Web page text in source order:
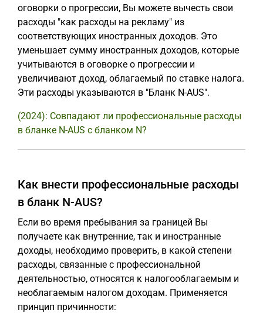
оговорки о прогрессии, Вы можете вычесть свои
расходы "как расходы на рекламу" из
соответствующих иностранных доходов. Это
уменьшает сумму иностранных доходов, которые
учитываются в оговорке о прогрессии и
увеличивают доход, облагаемый по ставке налога.
Эти расходы указываются в "Бланк N-AUS".
(2024): Совпадают ли профессиональные расходы
в бланке N-AUS с бланком N?
Как внести профессиональные расходы
в бланк N-AUS?
Если во время пребывания за границей Вы
получаете как внутренние, так и иностранные
доходы, необходимо проверить, в какой степени
расходы, связанные с профессиональной
деятельностью, относятся к налогооблагаемым и
необлагаемым налогом доходам. Применяется
принцип причинности: